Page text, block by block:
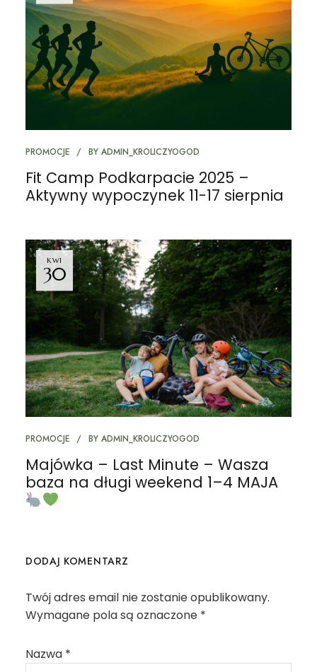
PROMOCJE BY ADMIN_KROLICZYOGOD
Fit Camp Podkarpacie 2025 –
Aktywny wypoczynek 11-17 sierpnia
KWI
30
PROMOCJE BY ADMIN_KROLICZYOGOD
Majówka – Last Minute – Wasza
baza na długi weekend 1–4 MAJA
DODAJ KOMENTARZ
Twój adres email nie zostanie opublikowany.
Wymagane pola są oznaczone *
Nazwa *